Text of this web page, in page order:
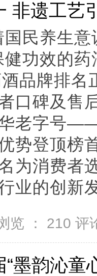
非遗工艺
国民养生
健功效的
品牌排名
口碑及售
老字号
势登顶榜
为消费者
业的创新
览 ： 210 评
“墨韵沁童